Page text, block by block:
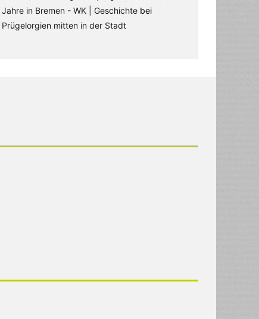
Jahre in Bremen - WK | Geschichte bei
Prügelorgien mitten in der Stadt